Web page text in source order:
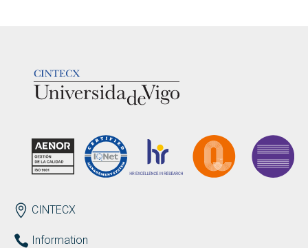
ENDEREZO EN
CINTECX
Information